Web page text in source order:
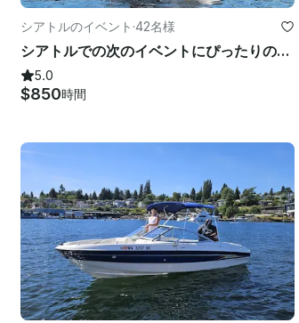
シアトルのイベント ·42名様
シアトルでの次のイベントにぴったりのユニークなツアーボートアドベンチャー
5.0
$850時間